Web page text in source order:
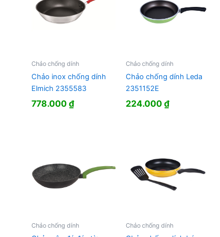
Chảo chống dính
Chảo inox chống dính
Elmich 2355583
778.000₫
Chảo chống dính
Chảo chống dính Leda
2351152E
224.000₫
Chảo chống dính Chảo chống dính